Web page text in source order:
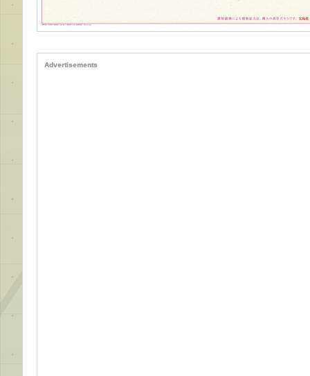
Advertisements